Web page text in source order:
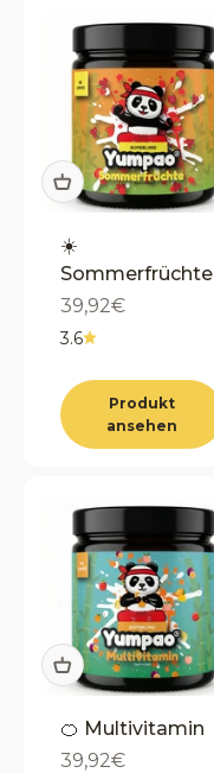
☀️
Sommerfrüchte
Angebot
39,92€
3.6
Produkt
ansehen
🍊 Multivitamin
Angebot
39,92€